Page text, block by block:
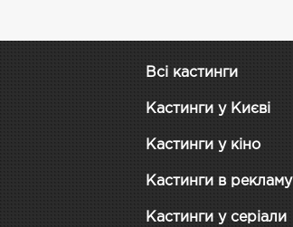
Всі кастинги
Кастинги у Києві
Кастинги у кіно
Кастинги в рекламу
Кастинги у серіали